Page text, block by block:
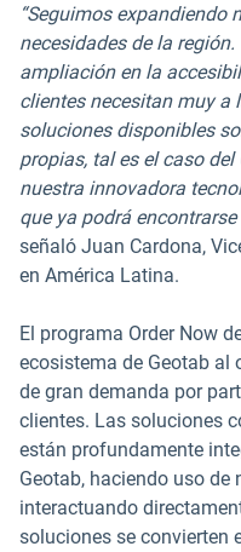
“Seguimos expandiendo
necesidades de la
ampliación en la
clientes necesitan muy a
soluciones disponibles
propias, tal es el caso
nuestra innovadora
que ya podrá
señaló Juan Cardona,
en América Latina.
El programa Order Now
ecosistema de Geotab
de gran demanda por
clientes. Las soluciones
están profundamente
Geotab, haciendo uso
interactuando
soluciones se convierten